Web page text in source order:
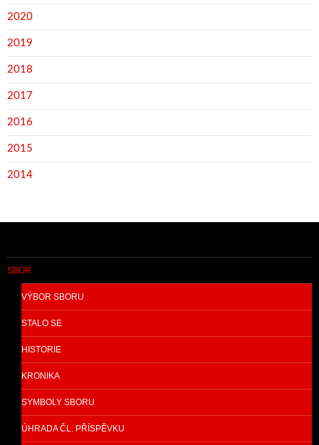
2020
2019
2018
2017
2016
2015
2014
SBOR
VÝBOR SBORU
STALO SE
HISTORIE
KRONIKA
SYMBOLY SBORU
ÚHRADA ČL. PŘÍSPĚVKU